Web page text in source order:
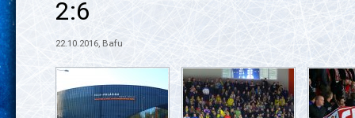
2:6
22.10.2016, Bafu